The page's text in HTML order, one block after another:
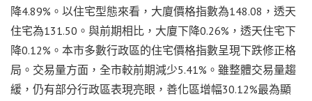
降4.89%。以住宅型態來看，大廈價格指數為148.08，透天
住宅為131.50。與前期相比，大廈下降0.26%，透天住宅下
降0.12%。本市多數行政區的住宅價格指數呈現下跌修正格
局。交易量方面，全市較前期減少5.41%。雖整體交易量趨
緩，仍有部分行政區表現亮眼，善化區增幅30.12%最為顯